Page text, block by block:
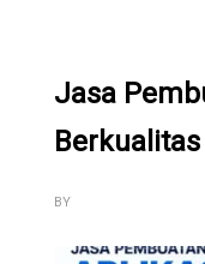
sistem
Jasa
Berkualitas
BY